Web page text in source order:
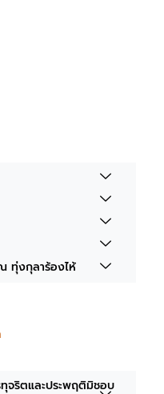
ทุ่งกุลาร้องไห้
ทุจริตและประพฤติมิชอบ